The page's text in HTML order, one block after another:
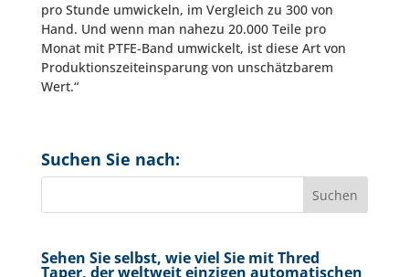
pro Stunde umwickeln, im Vergleich zu 300 von
Hand. Und wenn man nahezu 20.000 Teile pro
Monat mit PTFE-Band umwickelt, ist diese Art von
Produktionszeiteinsparung von unschätzbarem
Wert.“
Suchen Sie nach:
Sehen Sie selbst, wie viel Sie mit Thred
Taper, der weltweit einzigen automatischen